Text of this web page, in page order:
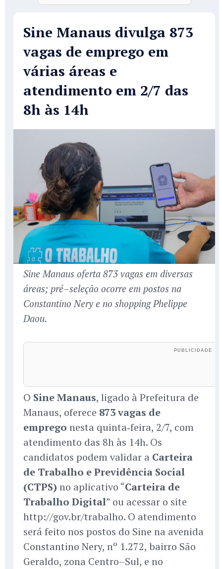
Sine Manaus divulga 873
vagas de emprego em
várias áreas e
atendimento em 2/7 das
8h às 14h
Sine Manaus oferta 873 vagas em diversas
áreas; pré–seleção ocorre em postos na
Constantino Nery e no shopping Phelippe
Daou.
O Sine Manaus, ligado à Prefeitura de
Manaus, oferece 873 vagas de
emprego nesta quinta‑feira, 2/7, com
atendimento das 8h às 14h. Os
candidatos podem validar a Carteira
de Trabalho e Previdência Social
(CTPS) no aplicativo “Carteira de
Trabalho Digital” ou acessar o site
http://gov.br/trabalho. O atendimento
será feito nos postos do Sine na avenida
Constantino Nery, nº 1.272, bairro São
Geraldo, zona Centro–Sul, e no